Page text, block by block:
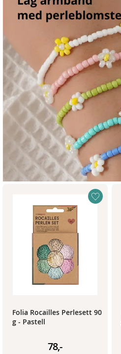
Folia Rocailles Perlesett 90
g - Pastell
78,-